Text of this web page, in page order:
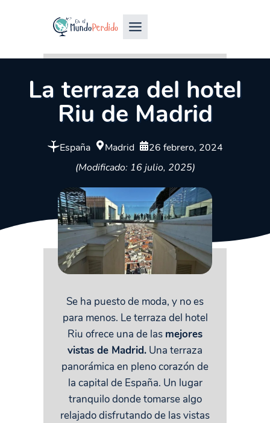
La terraza del hotel
Riu de Madrid
España Madrid
26 febrero, 2024
(Modificado: 16 julio, 2025)
Se ha puesto de moda, y no es
para menos. Le terraza del hotel
Riu ofrece una de las mejores
vistas de Madrid. Una terraza
panorámica en pleno corazón de
la capital de España. Un lugar
tranquilo donde tomarse algo
relajado disfrutando de las vistas